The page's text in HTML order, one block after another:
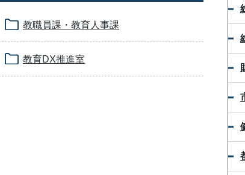
教職員課・教育人事課
教育DX推進室